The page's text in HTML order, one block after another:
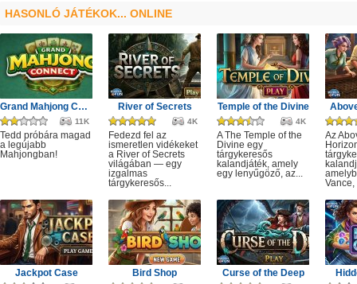
HASONLÓ JÁTÉKOK... ONLINE
Grand Mahjong Connect
11K
Tedd próbára magad
a legújabb
Mahjongban!
River of Secrets
4K
Fedezd fel az
ismeretlen vidékeket
a River of Secrets
világában — egy
izgalmas
tárgykeresős...
Temple of the Divine
4K
A The Temple of the
Divine egy
tárgykeresős
kalandjáték, amely
egy lenyűgöző, az...
Az
Vance,
Jackpot Case Bird Shop Curse of the Deep